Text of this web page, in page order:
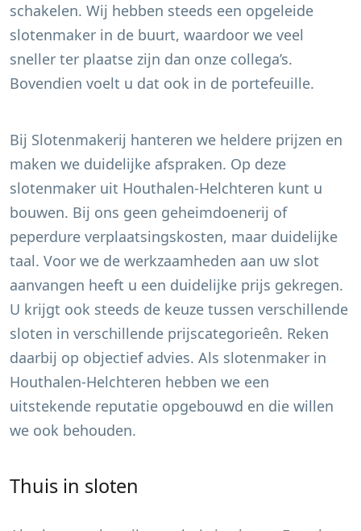
schakelen. Wij hebben steeds een opgeleide
slotenmaker in de buurt, waardoor we veel
sneller ter plaatse zijn dan onze collega’s.
Bovendien voelt u dat ook in de portefeuille.
Bij Slotenmakerij hanteren we heldere prijzen en
maken we duidelijke afspraken. Op deze
slotenmaker uit Houthalen-Helchteren kunt u
bouwen. Bij ons geen geheimdoenerij of
peperdure verplaatsingskosten, maar duidelijke
taal. Voor we de werkzaamheden aan uw slot
aanvangen heeft u een duidelijke prijs gekregen.
U krijgt ook steeds de keuze tussen verschillende
sloten in verschillende prijscategorieên. Reken
daarbij op objectief advies. Als slotenmaker in
Houthalen-Helchteren hebben we een
uitstekende reputatie opgebouwd en die willen
we ook behouden.
Thuis in sloten